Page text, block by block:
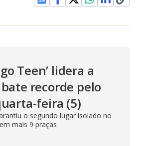
Teen’ lidera a
recorde pelo
feira (5)
o segundo lugar isolado no
mais 9 praças